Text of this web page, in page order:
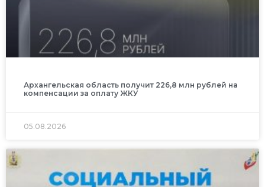
Архангельская область получит 226,8 млн рублей на
компенсации за оплату ЖКУ
05.08.2026